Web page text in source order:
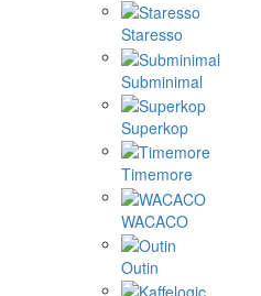
Staresso
Subminimal
Superkop
Timemore
WACACO
Outin